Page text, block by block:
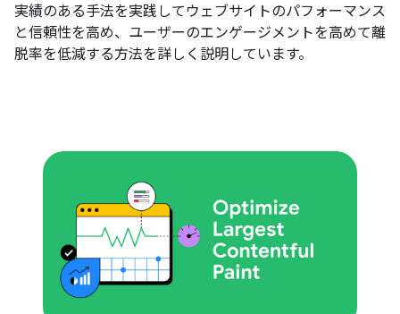
実績のある手法を実践してウェブサイトのパフォーマンス
と信頼性を高め、ユーザーのエンゲージメントを高めて離
脱率を低減する方法を詳しく説明しています。